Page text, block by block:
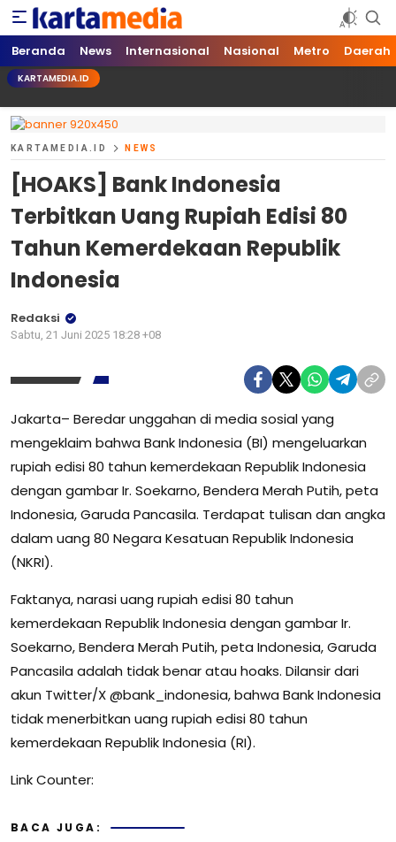
kartamedia.id
Jujur Mengabari
Beranda News Internasional Nasional Metro Daerah
KARTAMEDIA.ID
KARTAMEDIA.ID NEWS
[HOAKS] Bank Indonesia
Terbitkan Uang Rupiah Edisi 80
Tahun Kemerdekaan Republik
Indonesia
Redaksi
Sabtu, 21 Juni 2025 18:28 +08
Jakarta– Beredar unggahan di media sosial yang
mengeklaim bahwa Bank Indonesia (BI) mengeluarkan
rupiah edisi 80 tahun kemerdekaan Republik Indonesia
dengan gambar Ir. Soekarno, Bendera Merah Putih, peta
Indonesia, Garuda Pancasila. Terdapat tulisan dan angka
dalam uang 80 Negara Kesatuan Republik Indonesia
(NKRI).
Faktanya, narasi uang rupiah edisi 80 tahun
kemerdekaan Republik Indonesia dengan gambar Ir.
Soekarno, Bendera Merah Putih, peta Indonesia, Garuda
Pancasila adalah tidak benar atau hoaks. Dilansir dari
akun Twitter/X @bank_indonesia, bahwa Bank Indonesia
tidak menerbitkan uang rupiah edisi 80 tahun
kemerdekaan Republik Indonesia (RI).
Link Counter:
BACA JUGA: